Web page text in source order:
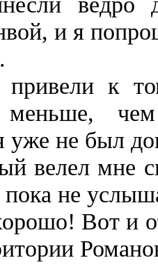
и я
к
меньше,
уже не был
велел мне
пока не
Вот и